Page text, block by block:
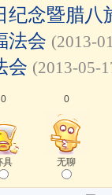
纪念暨腊八
法会 (2013-
会 (2013-05-
0
具
0
无聊